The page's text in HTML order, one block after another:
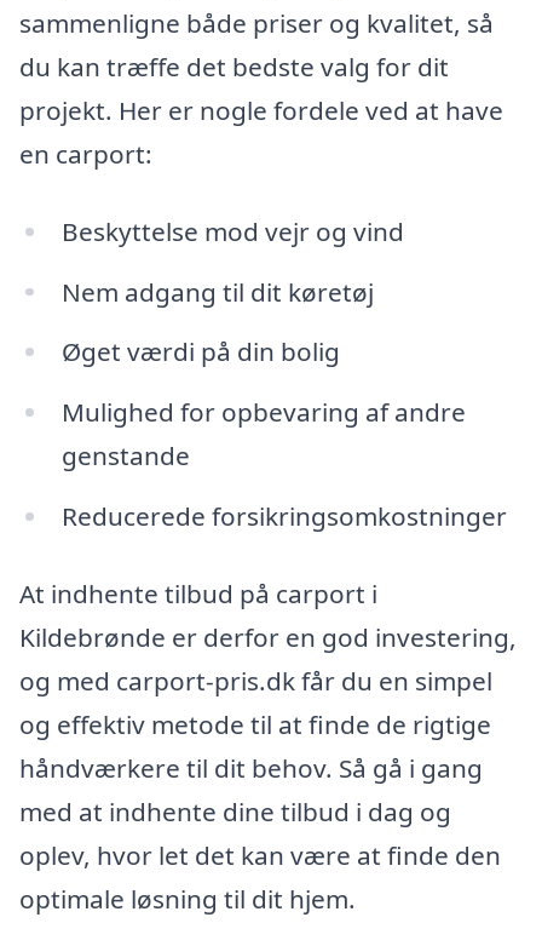
sammenligne både priser og kvalitet, så
du kan træffe det bedste valg for dit
projekt. Her er nogle fordele ved at have
en carport:
Beskyttelse mod vejr og vind
Nem adgang til dit køretøj
Øget værdi på din bolig
Mulighed for opbevaring af andre
genstande
Reducerede forsikringsomkostninger
At indhente tilbud på carport i
Kildebrønde er derfor en god investering,
og med carport-pris.dk får du en simpel
og effektiv metode til at finde de rigtige
håndværkere til dit behov. Så gå i gang
med at indhente dine tilbud i dag og
oplev, hvor let det kan være at finde den
optimale løsning til dit hjem.